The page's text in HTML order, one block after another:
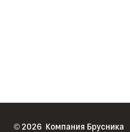
©2026 Компания Брусника